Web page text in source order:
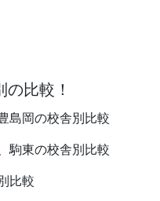
比較！
島岡の校舎別比較
駒東の校舎別比較
比較